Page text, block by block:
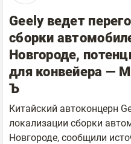
Geely ведет
сборки
Новгороде,
для конвейера —
Ъ
Китайский автоконцерн
локализации сборки
Новгороде, сообщили